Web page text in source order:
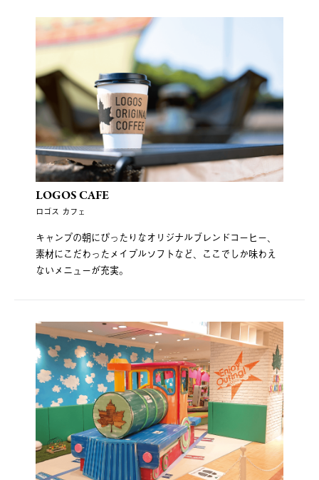
LOGOS CAFE
ロゴス カフェ
キャンプの朝にぴったりなオリジナルブレンドコーヒー、
素材にこだわったメイプルソフトなど、ここでしか味わえ
ないメニューが充実。